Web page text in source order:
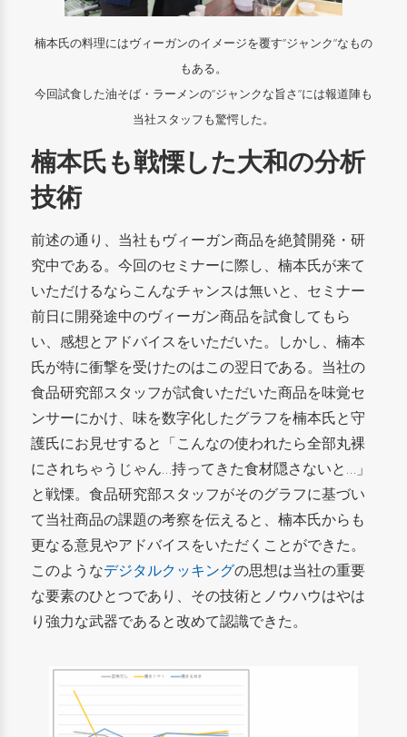
楠本氏の料理にはヴィーガンのイメージを覆す”ジャンク”なもの
もある。
今回試食した油そば・ラーメンの”ジャンクな旨さ”には報道陣も
当社スタッフも驚愕した。
楠本氏も戦慄した大和の分析
技術
前述の通り、当社もヴィーガン商品を絶賛開発・研
究中である。今回のセミナーに際し、楠本氏が来て
いただけるならこんなチャンスは無いと、セミナー
前日に開発途中のヴィーガン商品を試食してもら
い、感想とアドバイスをいただいた。しかし、楠本
氏が特に衝撃を受けたのはこの翌日である。当社の
食品研究部スタッフが試食いただいた商品を味覚セ
ンサーにかけ、味を数字化したグラフを楠本氏と守
護氏にお見せすると「こんなの使われたら全部丸裸
にされちゃうじゃん…持ってきた食材隠さないと…」
と戦慄。食品研究部スタッフがそのグラフに基づい
て当社商品の課題の考察を伝えると、楠本氏からも
更なる意見やアドバイスをいただくことができた。
このようなデジタルクッキングの思想は当社の重要
な要素のひとつであり、その技術とノウハウはやは
り強力な武器であると改めて認識できた。